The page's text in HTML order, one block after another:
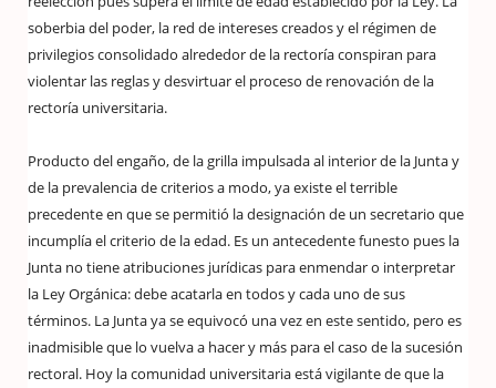
soberbia del poder, la red de intereses creados y el régimen de
privilegios consolidado alrededor de la rectoría conspiran para
violentar las reglas y desvirtuar el proceso de renovación de la
rectoría universitaria.
Producto del engaño, de la grilla impulsada al interior de la Junta y
de la prevalencia de criterios a modo, ya existe el terrible
precedente en que se permitió la designación de un secretario que
incumplía el criterio de la edad. Es un antecedente funesto pues la
Junta no tiene atribuciones jurídicas para enmendar o interpretar
la Ley Orgánica: debe acatarla en todos y cada uno de sus
términos. La Junta ya se equivocó una vez en este sentido, pero es
inadmisible que lo vuelva a hacer y más para el caso de la sucesión
rectoral. Hoy la comunidad universitaria está vigilante de que la